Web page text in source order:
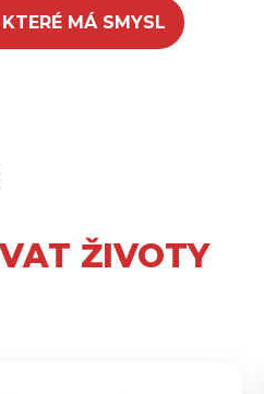
MÁ SMYSL
ŽIVOTY